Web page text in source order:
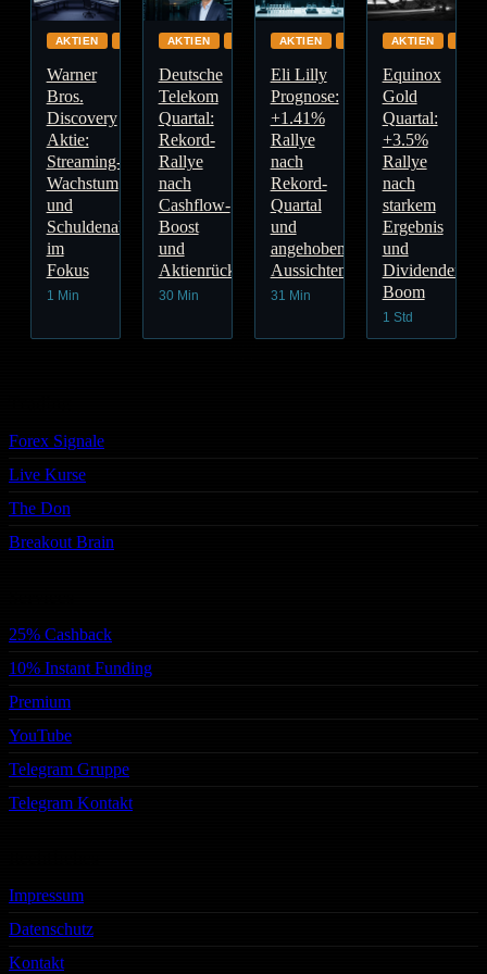
AKTIEN GLOBAL
Warner
Bros.
Discovery
Aktie:
Streaming-
Wachstum
und
Schuldenabbau
im
Fokus
1 Min
AKTIEN GLOBAL
Deutsche
Telekom
Quartal:
Rekord-
Rallye
nach
Cashflow-
Boost
und
Aktienrückkauf
30 Min
AKTIEN GESUNDHEITSWESEN
Eli Lilly
Prognose:
+1.41%
Rallye
nach
Rekord-
Quartal
und
angehobenen
Aussichten
31 Min
AKTIEN
Equinox
Gold
Quartal:
+3.5%
Rallye
nach
starkem
Ergebnis
und
Dividenden-
Boom
1 Std
Forex Signale
Live Kurse
The Don
Breakout Brain
25% Cashback
10% Instant Funding
Premium
YouTube
Telegram Gruppe
Telegram Kontakt
Impressum
Datenschutz
Kontakt